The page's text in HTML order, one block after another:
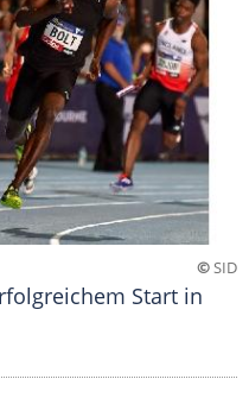
©SID
Start in